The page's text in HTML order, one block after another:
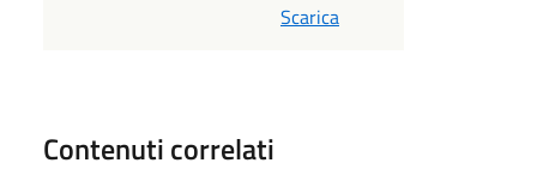
Scarica
Contenuti correlati